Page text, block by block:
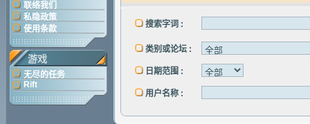
联络我们
私隐政策
使用条款
游戏
无尽的任务
Rift
搜索字词 :
类别或论坛 :
日期范围 :
用户名称 :